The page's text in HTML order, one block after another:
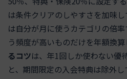
は条件クリアのしやすさを加味
は自分が月に使うカテゴリの倍
う頻度が高いものだけを年額換算
るコツは、年1回しか使わない優
と、期間限定の入会特典は除外